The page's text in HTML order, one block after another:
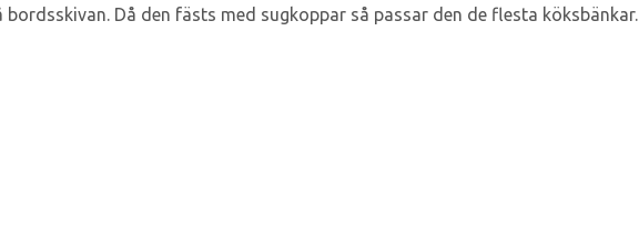
Då den fästs med sugkoppar så passar den de flesta köksbänkar.